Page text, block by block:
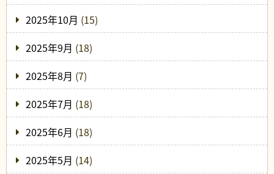
2025年10月 (15)
2025年9月 (18)
2025年8月 (7)
2025年7月 (18)
2025年6月 (18)
2025年5月 (14)